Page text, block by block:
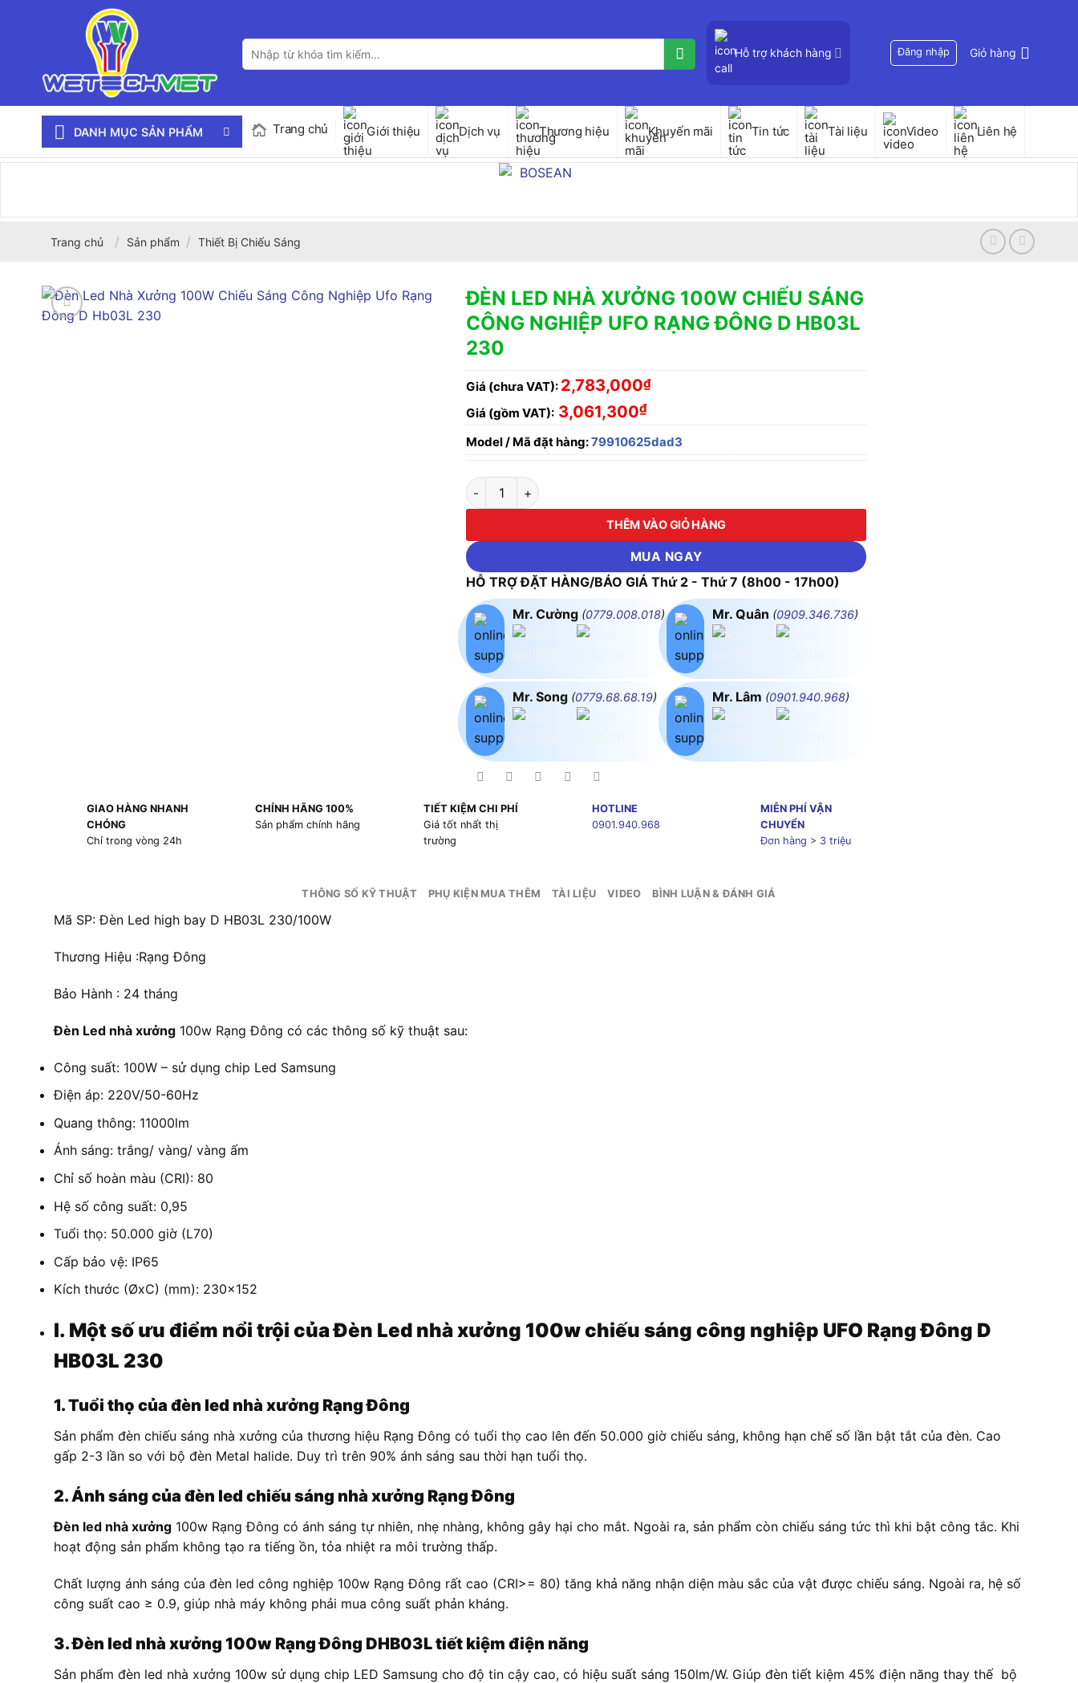
Tìm
kiếm:
Hỗ trợ khách hàng Đăng nhập Giỏ hàng
DANH MỤC SẢN PHẨM Trang chủ Giới thiệu Dịch vụ Thương hiệu Khuyến mãi Tin tức Tài liệu Video Liên hệ
Trang chủ / Sản phẩm / Thiết Bị Chiếu Sáng
ĐÈN LED NHÀ XƯỞNG 100W CHIẾU SÁNG
CÔNG NGHIỆP UFO RẠNG ĐÔNG D HB03L
230
Giá (chưa VAT): 2,783,000₫
Giá (gồm VAT): 3,061,300₫
Model / Mã đặt hàng:79910625dad3
ĐÈN LED NHÀ XƯỞNG 100W CHIẾU SÁNG CÔNG NGHIỆP UFO RẠNG ĐÔNG D HB03L 230 số lượng
THÊM VÀO GIỎ HÀNG
MUA NGAY
HỖ TRỢ ĐẶT HÀNG/BÁO GIÁ Thứ 2 - Thứ 7 (8h00 - 17h00)
Mr. Cường (0779.008.018)
Mr. Song (0779.68.68.19)
Mr. Quân (0909.346.736)
Mr. Lâm (0901.940.968)
GIAO HÀNG NHANH
CHÓNG
Chỉ trong vòng 24h
CHÍNH HÃNG 100%
Sản phẩm chính hãng
TIẾT KIỆM CHI PHÍ
Giá tốt nhất thị
trường
HOTLINE
0901.940.968
MIỄN PHÍ VẬN
CHUYỂN
Đơn hàng > 3 triệu
THÔNG SỐ KỸ THUẬT PHỤ KIỆN MUA THÊM TÀI LIỆU VIDEO BÌNH LUẬN & ĐÁNH GIÁ
Mã SP: Đèn Led high bay D HB03L 230/100W
Thương Hiệu :Rạng Đông
Bảo Hành : 24 tháng
Đèn Led nhà xưởng 100w Rạng Đông có các thông số kỹ thuật sau:
Công suất: 100W – sử dụng chip Led Samsung
Điện áp: 220V/50-60Hz
Quang thông: 11000lm
Ánh sáng: trắng/ vàng/ vàng ấm
Chỉ số hoàn màu (CRI): 80
Hệ số công suất: 0,95
Tuổi thọ: 50.000 giờ (L70)
Cấp bảo vệ: IP65
Kích thước (ØxC) (mm): 230×152
I. Một số ưu điểm nổi trội của Đèn Led nhà xưởng 100w chiếu sáng công nghiệp UFO Rạng Đông D
HB03L 230
1. Tuổi thọ của đèn led nhà xưởng Rạng Đông
Sản phẩm đèn chiếu sáng nhà xưởng của thương hiệu Rạng Đông có tuổi thọ cao lên đến 50.000 giờ chiếu sáng, không hạn chế số lần bật tắt của đèn. Cao
gấp 2-3 lần so với bộ đèn Metal halide. Duy trì trên 90% ánh sáng sau thời hạn tuổi thọ.
2. Ánh sáng của đèn led chiếu sáng nhà xưởng Rạng Đông
Đèn led nhà xưởng 100w Rạng Đông có ánh sáng tự nhiên, nhẹ nhàng, không gây hại cho mắt. Ngoài ra, sản phẩm còn chiếu sáng tức thì khi bật công tắc. Khi
hoạt động sản phẩm không tạo ra tiếng ồn, tỏa nhiệt ra môi trường thấp.
Chất lượng ánh sáng của đèn led công nghiệp 100w Rạng Đông rất cao (CRI>= 80) tăng khả năng nhận diện màu sắc của vật được chiếu sáng. Ngoài ra, hệ số
công suất cao ≥ 0.9, giúp nhà máy không phải mua công suất phản kháng.
3. Đèn led nhà xưởng 100w Rạng Đông DHB03L tiết kiệm điện năng
Sản phẩm đèn led nhà xưởng 100w sử dụng chip LED Samsung cho độ tin cậy cao, có hiệu suất sáng 150lm/W. Giúp đèn tiết kiệm 45% điện năng thay thế bộ